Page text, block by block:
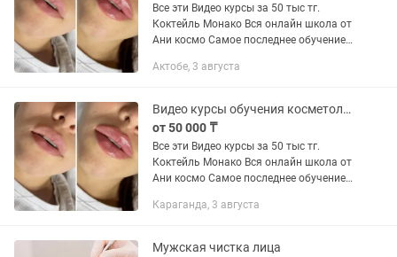
Все эти Видео курсы за 50 тыс тг.
Коктейль Монако Вся онлайн школа от
Ани космо Самое последнее обучение
и липоредукция от Марины Егоровой
Актобе, 3 августа
Видео курсы обучения косметолога увеличение губ игольные техники для лица
от 50 000 ₸
Все эти Видео курсы за 50 тыс тг.
Коктейль Монако Вся онлайн школа от
Ани космо Самое последнее обучение
и липоредукция от Марины Егоровой
Караганда, 3 августа
Мужская чистка лица